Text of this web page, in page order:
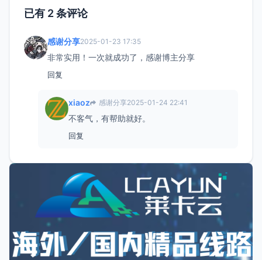
已有 2 条评论
感谢分享2025-01-23 17:35
非常实用！一次就成功了，感谢博主分享
回复
xiaoz 感谢分享2025-01-24 22:41
不客气，有帮助就好。
回复